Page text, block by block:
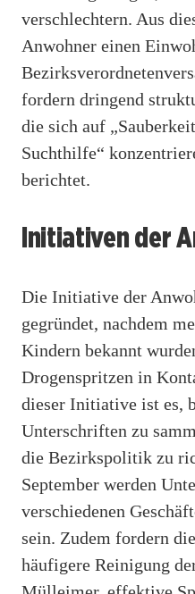
verschlechtern. Aus
Anwohner einen
fordern dringend
die sich auf
Suchthilfe“
berichtet.
Initiativen der
Die Initiative der
gegründet, nachdem
Kindern bekannt
Drogenspritzen in
dieser Initiative ist es,
Unterschriften zu
die Bezirkspolitik zu
September werden
verschiedenen
sein. Zudem fordern
häufigere Reinigung